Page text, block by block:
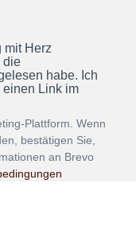
mit Herz
die
habe. Ich
einen Link im
Plattform. Wenn
bestätigen Sie,
an Brevo